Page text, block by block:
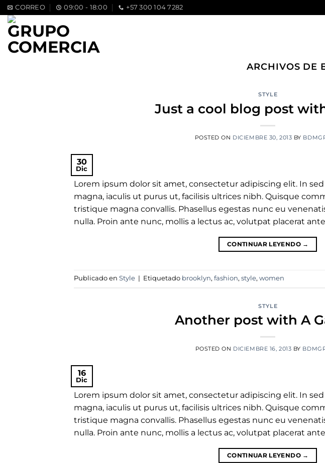
Saltar
al
contenido
CORREO 09:00 - 18:00 +57 300 104 7282
ARCHIVOS DE
STYLE
Just a cool blog post
POSTED ON DICIEMBRE 30, 2013 BY
30
Dic
Lorem ipsum dolor sit amet, consectetur adipiscing elit. In
magna, iaculis ut purus ut, facilisis ultrices nibh. Quisque
tristique magna convallis. Phasellus egestas nunc eu
nulla. Proin ante nunc, mollis a lectus ac, volutpat placerat
CONTINUAR LEYENDO →
Publicado en Style | Etiquetado brooklyn, fashion, style, women
STYLE
Another post with A
POSTED ON DICIEMBRE 16, 2013 BY
16
Dic
Lorem ipsum dolor sit amet, consectetur adipiscing elit. In
magna, iaculis ut purus ut, facilisis ultrices nibh. Quisque
tristique magna convallis. Phasellus egestas nunc eu
nulla. Proin ante nunc, mollis a lectus ac, volutpat placerat
CONTINUAR LEYENDO →